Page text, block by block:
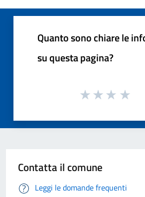
Quanto sono chiare le
su questa pagina?
Contatta il comune
Leggi le domande frequenti